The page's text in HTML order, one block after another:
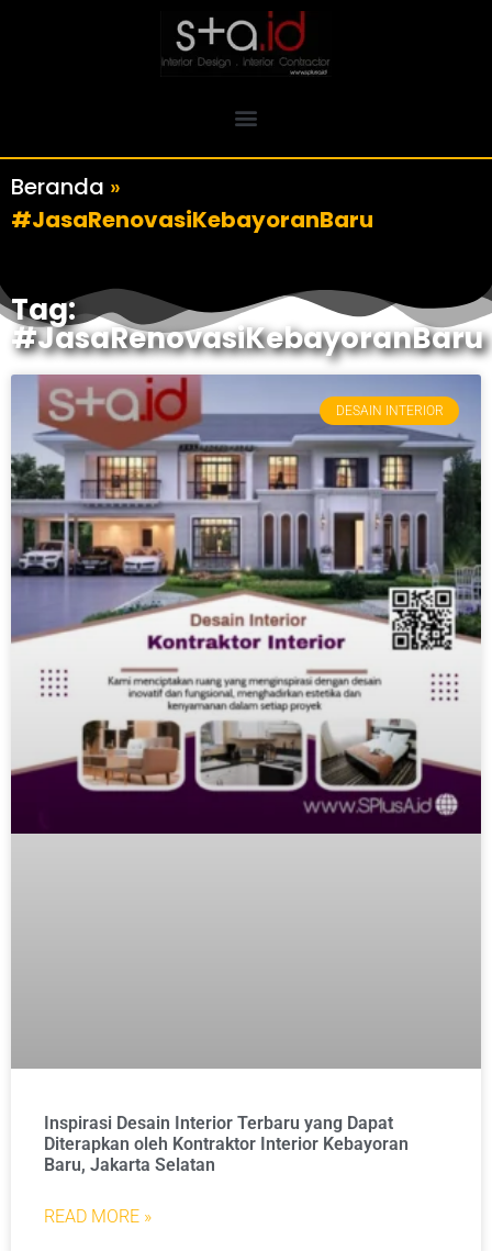
Beranda »
#JasaRenovasiKebayoranBaru
Tag:
#JasaRenovasiKebayoranBaru
DESAIN INTERIOR
Inspirasi Desain Interior Terbaru yang Dapat
Diterapkan oleh Kontraktor Interior Kebayoran
Baru, Jakarta Selatan
READ MORE »